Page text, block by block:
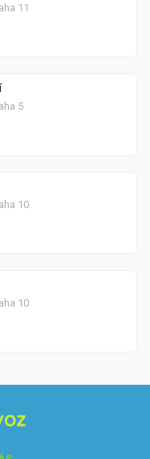
11
5
10
10